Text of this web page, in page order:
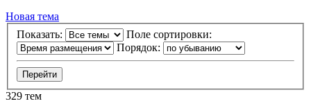
Новая тема
Показать:
Поле сортировки:
Порядок:
329 тем